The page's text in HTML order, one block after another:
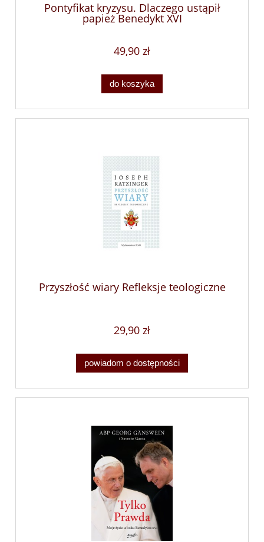
Pontyfikat kryzysu. Dlaczego ustąpił
papież Benedykt XVI
49,90 zł
do koszyka
Przyszłość wiary Refleksje teologiczne
29,90 zł
powiadom o dostępności